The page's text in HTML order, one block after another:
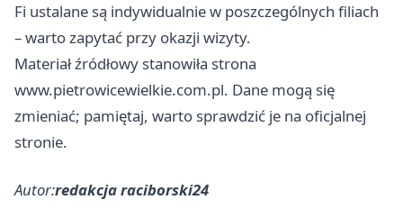
Fi ustalane są indywidualnie w poszczególnych filiach
– warto zapytać przy okazji wizyty.
Materiał źródłowy stanowiła strona
www.pietrowicewielkie.com.pl. Dane mogą się
zmieniać; pamiętaj, warto sprawdzić je na oficjalnej
stronie.
Autor:redakcja raciborski24